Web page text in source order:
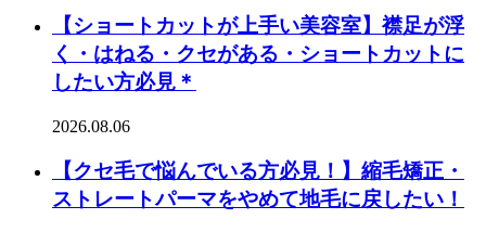
【ショートカットが上手い美容室】襟足が浮
く・はねる・クセがある・ショートカットに
したい方必見＊
2026.08.06
【クセ毛で悩んでいる方必見！】縮毛矯正・
ストレートパーマをやめて地毛に戻したい！